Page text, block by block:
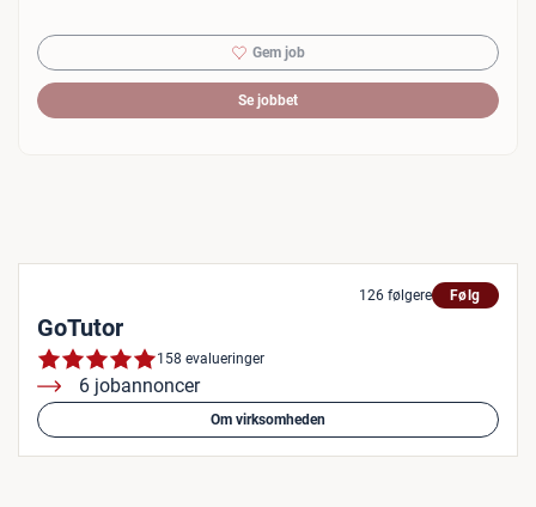
Gem job
Se jobbet
126 følgere Følg
GoTutor
158 evalueringer
6 jobannoncer
Om virksomheden